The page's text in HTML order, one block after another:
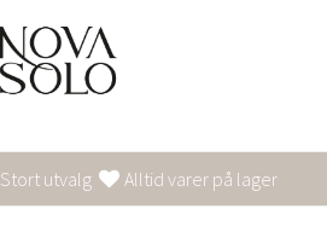
Stort utvalg Alltid varer på lager